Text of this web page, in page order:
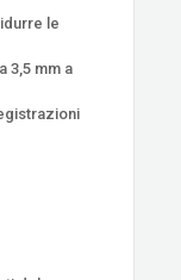
le
3,5 mm a